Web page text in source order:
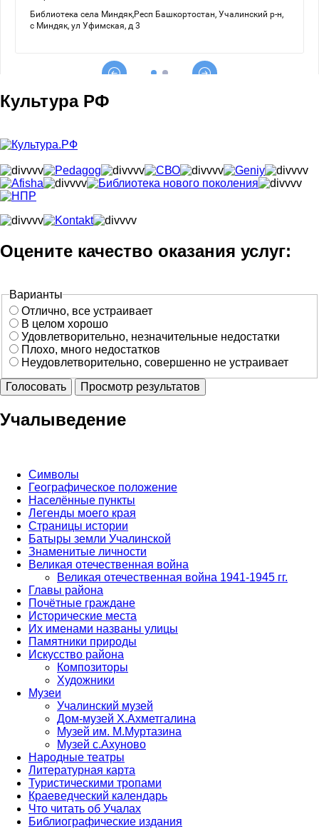
Культура РФ
Оцените качество оказания услуг:
Варианты
Отлично, все устраивает
В целом хорошо
Удовлетворительно, незначительные недостатки
Плохо, много недостатков
Неудовлетворительно, совершенно не устраивает
Учалыведение
Символы
Географическое положение
Населённые пункты
Легенды моего края
Страницы истории
Батыры земли Учалинской
Знаменитые личности
Великая отечественная война
Великая отечественная война 1941-1945 гг.
Главы района
Почётные граждане
Исторические места
Их именами названы улицы
Памятники природы
Искусство района
Композиторы
Художники
Музеи
Учалинский музей
Дом-музей Х.Ахметгалина
Музей им. М.Муртазина
Музей с.Ахуново
Народные театры
Литературная карта
Туристическими тропами
Краеведческий календарь
Что читать об Учалах
Библиографические издания